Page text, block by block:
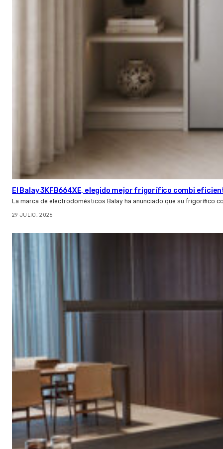
El Balay 3KFB664XE, elegido mejor frigorífico combi
La marca de electrodomésticos Balay ha anunciado que su frigorífico
29 JULIO, 2026